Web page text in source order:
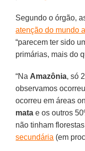
Segundo o órgão,
atenção do mundo
“parecem ter sido
primárias, mais do
“Na Amazônia, só
observamos
ocorreu em áreas
mata e os outros
não tinham
secundária (em